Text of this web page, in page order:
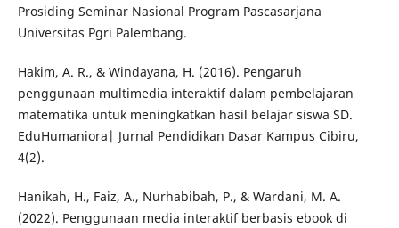
Prosiding Seminar Nasional Program Pascasarjana
Universitas Pgri Palembang.
Hakim, A. R., & Windayana, H. (2016). Pengaruh
penggunaan multimedia interaktif dalam pembelajaran
matematika untuk meningkatkan hasil belajar siswa SD.
EduHumaniora| Jurnal Pendidikan Dasar Kampus Cibiru,
4(2).
Hanikah, H., Faiz, A., Nurhabibah, P., & Wardani, M. A.
(2022). Penggunaan media interaktif berbasis ebook di